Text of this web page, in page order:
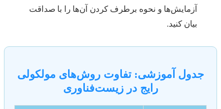
آزمایش‌ها و نحوه برطرف کردن آن‌ها را با صداقت
بیان کنید.
جدول آموزشی: تفاوت روش‌های مولکولی
رایج در زیست‌فناوری